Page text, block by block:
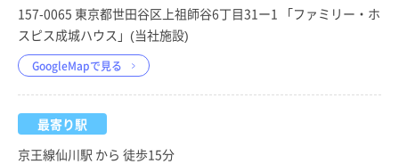
157-0065 東京都世田谷区上祖師谷6丁目31ー1 「ファミリー・ホ
スピス成城ハウス」(当社施設)
GoogleMapで見る
最寄り駅
京王線仙川駅 から 徒歩15分